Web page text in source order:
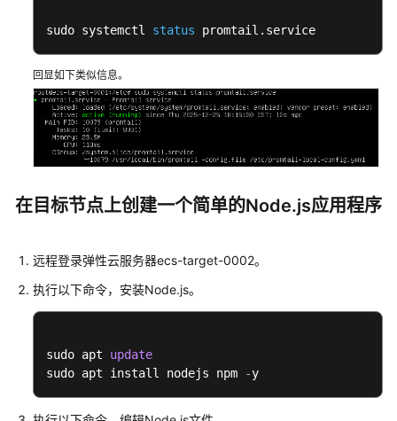
sudo systemctl status promtail.service
回显如下类似信息。
在目标节点上创建一个简单的Node.js应用程序
远程登录弹性云服务器ecs-target-0002。
执行以下命令，安装Node.js。
sudo apt update
sudo apt install nodejs npm
-y